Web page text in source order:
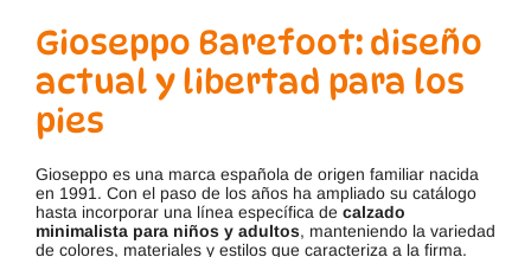
Gioseppo Barefoot: diseño
actual y libertad para los
pies
Gioseppo es una marca española de origen familiar nacida
en 1991. Con el paso de los años ha ampliado su catálogo
hasta incorporar una línea específica de calzado
minimalista para niños y adultos, manteniendo la variedad
de colores, materiales y estilos que caracteriza a la firma.